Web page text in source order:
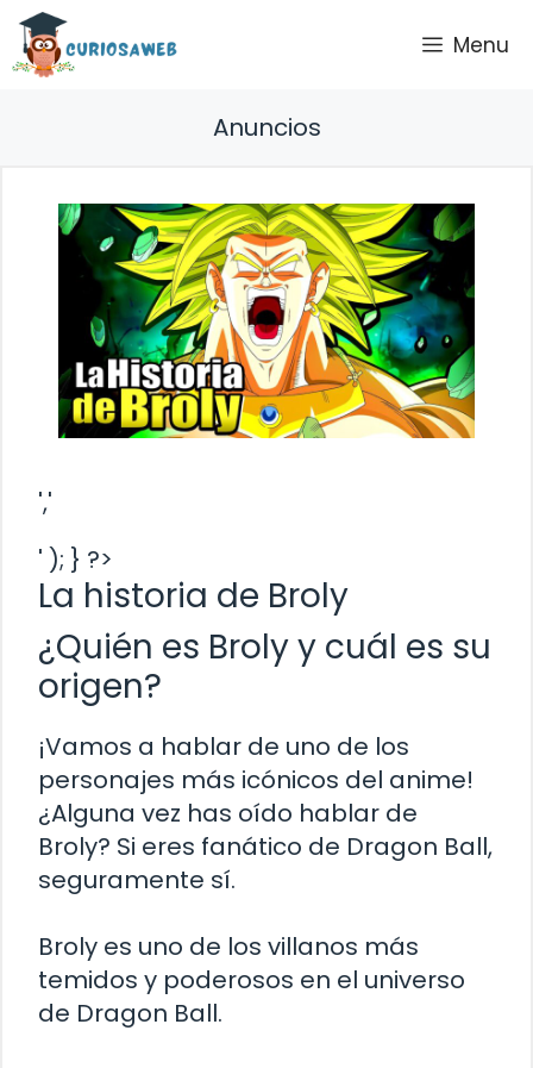
Saltar
contenido
Menu
Anuncios
','
' ); } ?>
La historia de Broly
¿Quién es Broly y cuál es su
origen?
¡Vamos a hablar de uno de los
personajes más icónicos del anime!
¿Alguna vez has oído hablar de
Broly? Si eres fanático de Dragon Ball,
seguramente sí.
Broly es uno de los villanos más
temidos y poderosos en el universo
de Dragon Ball.